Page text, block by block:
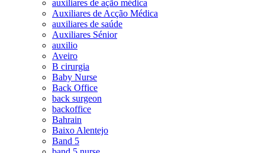
auxiliares de ação médica
Auxiliares de Acção Médica
auxiliares de saúde
Auxiliares Sénior
auxilio
Aveiro
B cirurgia
Baby Nurse
Back Office
back surgeon
backoffice
Bahrain
Baixo Alentejo
Band 5